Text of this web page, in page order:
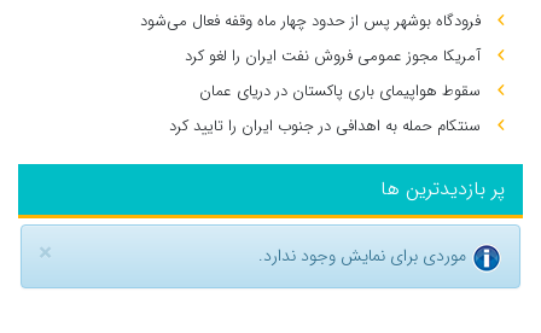
فرودگاه بوشهر پس از حدود چهار ماه وقفه فعال می‌شود
آمریکا مجوز عمومی فروش نفت ایران را لغو کرد
سقوط هواپیمای باری پاکستان در دریای عمان
سنتکام حمله به اهدافی در جنوب ایران را تایید کرد
پر بازدیدترین ها
× موردی برای نمایش وجود ندارد.